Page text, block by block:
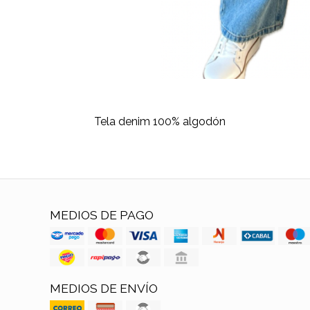
Tela denim 100% algodón
MEDIOS DE PAGO
MEDIOS DE ENVÍO